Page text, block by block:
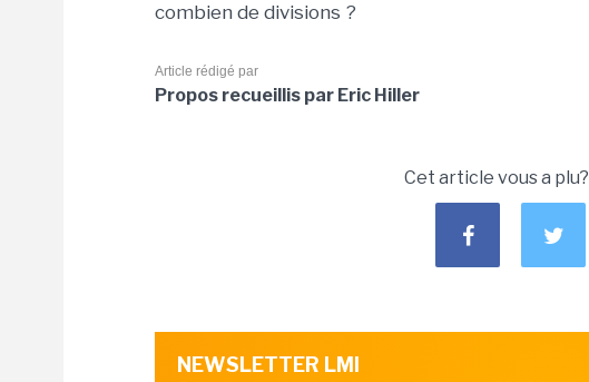
combien de divisions ?
Article rédigé par
Propos recueillis par Eric Hiller
Cet article vous a plu?
NEWSLETTER LMI